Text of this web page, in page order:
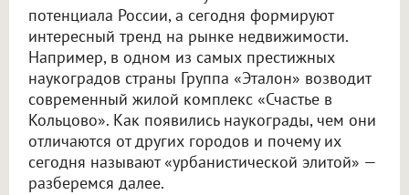
потенциала России, а сегодня формируют
интересный тренд на рынке недвижимости.
Например, в одном из самых престижных
наукоградов страны Группа «Эталон» возводит
современный жилой комплекс «Счастье в
Кольцово». Как появились наукограды, чем они
отличаются от других городов и почему их
сегодня называют «урбанистической элитой» —
разберемся далее.